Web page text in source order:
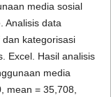
media sosial
Analisis data
kategorisasi
Excel. Hasil analisis
media
mean = 35,708,